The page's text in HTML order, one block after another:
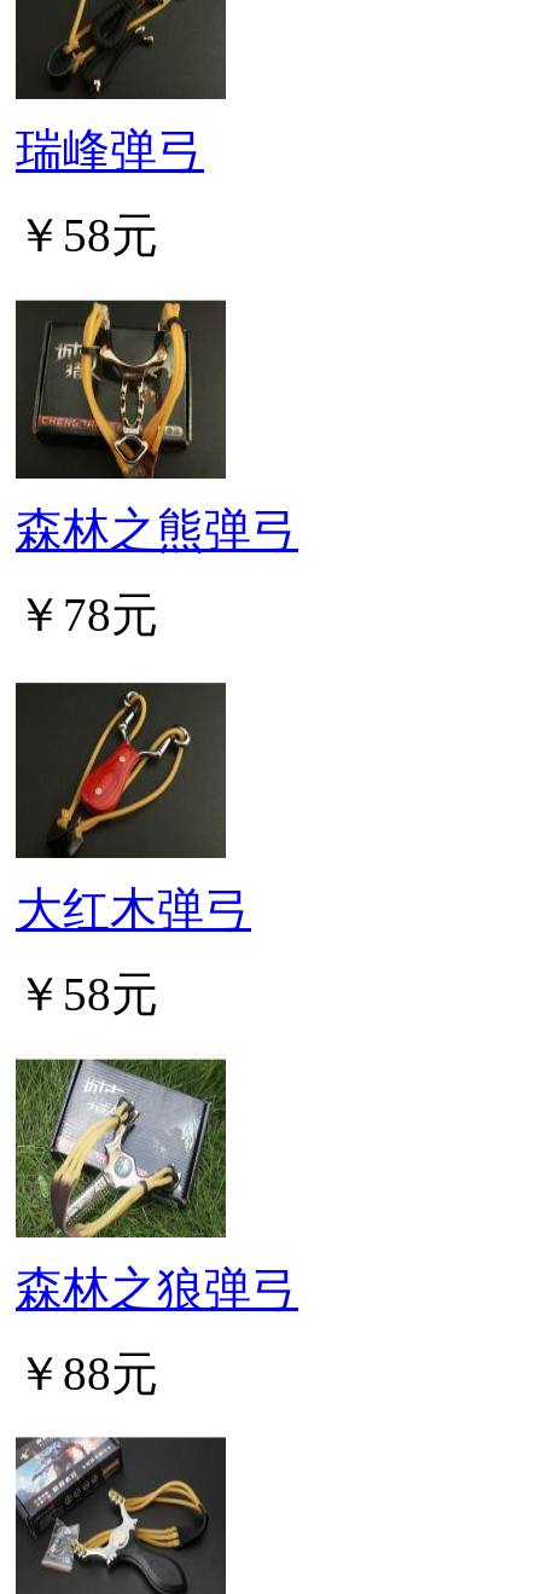
瑞峰弹弓
￥58元
森林之熊弹弓
￥78元
大红木弹弓
￥58元
森林之狼弹弓
￥88元